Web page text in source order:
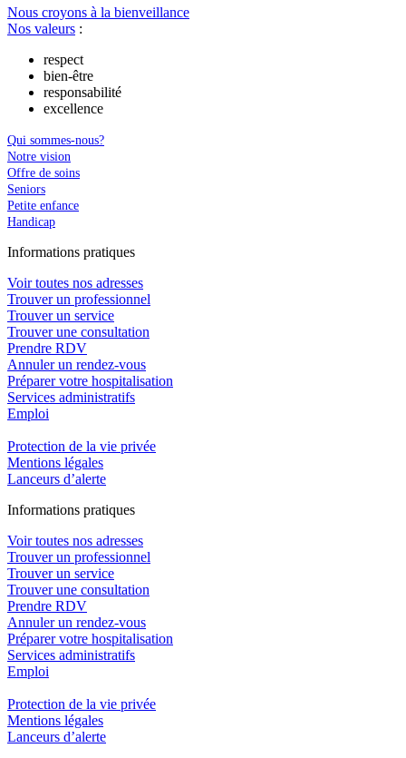
Nous croyons à la bienveillance
Nos valeurs :
respect
bien-être
responsabilité
excellence
Qui sommes-nous?
Notre vision
Offre de soins
Seniors
Petite enfance
Handicap
Informations pratiques
Voir toutes nos adresses
Trouver un professionnel
Trouver un service
Trouver une consultation
Prendre RDV
Annuler un rendez-vous
Préparer votre hospitalisation
Services administratifs
Emploi​
Protection de la vie privée
Mentions légales
Lanceurs d’alerte
Informations pratiques
Voir toutes nos adresses
Trouver un professionnel
Trouver un service
Trouver une consultation
Prendre RDV
Annuler un rendez-vous
Préparer votre hospitalisation
Services administratifs
Emploi​
Protection de la vie privée
Mentions légales
Lanceurs d’alerte